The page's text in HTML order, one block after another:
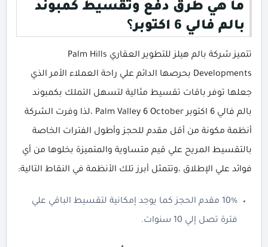
ما هي طرق دفع وتقسيط كمبوند
بالم فالي 6 اكتوبر
؟
تتميز شركة بالم هيلز للتطوير العقاري Palm Hills
Developments بحرصها الدائم علي راحة العملاء الأمر الذي
جعلها توفر باقات تقسيط مثالية لتسهل التملك بكمبوند
بالم فالي 6 اكتوبر Palm Valley 6 October ،لذا وفرت الشركة
أنظمة مكونة من أقل مقدم للحجز وأطول الفترات الخاصة
بالتقسيط المريح علي قيم متساوية والمتميزة بخلوها من أي
فوائد علي الإطلاق ،وتتمثل أبرز تلك الأنظمة في النقاط التالية:
10% مقدم الحجز كما يوجد إمكانية لتقسيط الباقي علي
فترة تصل إلي 10 سنوات.